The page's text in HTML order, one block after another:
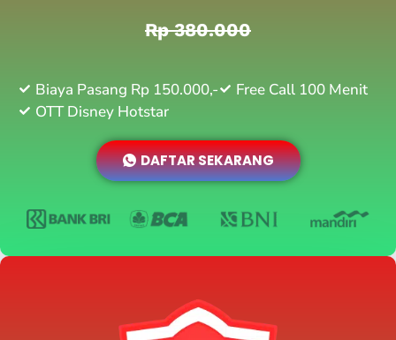
Rp 380.000
Biaya Pasang Rp 150.000,-
Free Call 100 Menit
OTT Disney Hotstar
DAFTAR SEKARANG